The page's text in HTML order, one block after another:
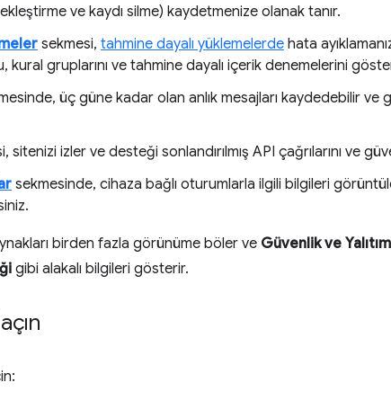
ve kaydı silme) kaydetmenize olanak tanır.
sekmesi, tahmine dayalı yüklemelerde hata
kural gruplarını ve tahmine dayalı içerik denemelerini
üç güne kadar olan anlık mesajları kaydedebilir ve
sitenizi izler ve desteği sonlandırılmış API çağrılarını ve
sekmesinde, cihaza bağlı oturumlarla ilgili bilgileri
birden fazla görünüme böler ve Güvenlik ve Yalıtım
gibi alakalı bilgileri gösterir.